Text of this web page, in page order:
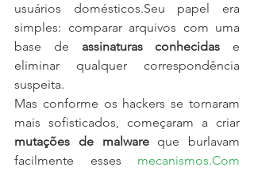
usuários domésticos.Seu papel era
simples: comparar arquivos com uma
base de assinaturas conhecidas e
eliminar qualquer correspondência
suspeita.
Mas conforme os hackers se tornaram
mutações de malware que burlavam
facilmente esses mecanismos.Com